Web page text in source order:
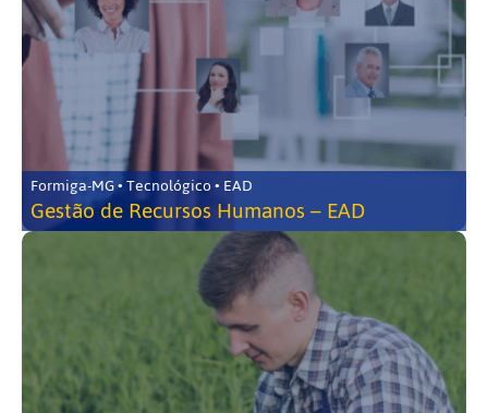
Formiga-MG • Tecnológico • EAD
Gestão de Recursos Humanos – EAD